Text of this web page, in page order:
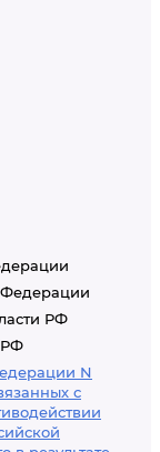
Федерации
РФ
РФ
N
с